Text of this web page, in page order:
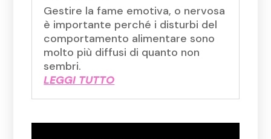
Gestire la fame emotiva, o nervosa
è importante perché i disturbi del
comportamento alimentare sono
molto più diffusi di quanto non
sembri.
LEGGI TUTTO